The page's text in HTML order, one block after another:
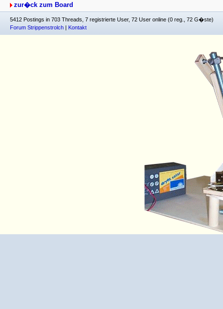
zur�ck zum Board
5412 Postings in 703 Threads, 7 registrierte User, 72 User online (0 reg., 72 G�ste)
Forum Strippenstrolch | Kontakt